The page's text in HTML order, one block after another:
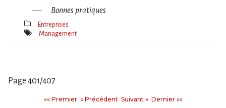
Bonnes pratiques
Thèmes(s)
Entreprises
Mot(s)-
Management
Page 401/407
«« PremierPremier
« PrécédentPrécédent
Suivant
Suivant » Dernier
Dernier »»